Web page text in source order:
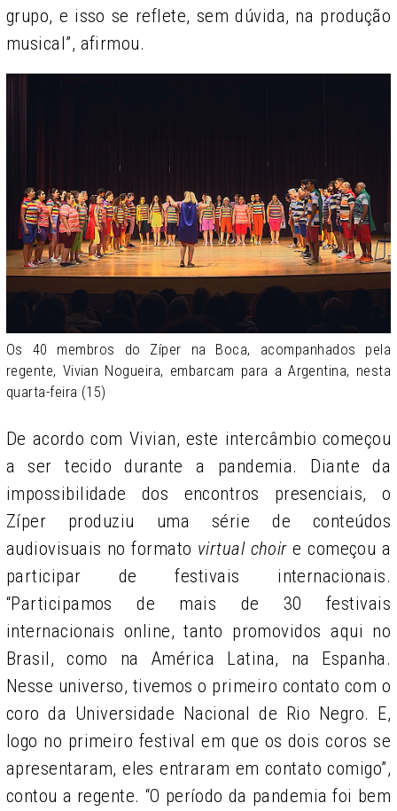
grupo, e isso se reflete, sem dúvida, na produção
musical”, afirmou.
Os 40 membros do Zíper na Boca, acompanhados pela
regente, Vivian Nogueira, embarcam para a Argentina, nesta
quarta-feira (15)
De acordo com Vivian, este intercâmbio começou
a ser tecido durante a pandemia. Diante da
impossibilidade dos encontros presenciais, o
Zíper produziu uma série de conteúdos
audiovisuais no formato virtual choire começou a
participar de festivais internacionais.
“Participamos de mais de 30 festivais
internacionais online, tanto promovidos aqui no
Brasil, como na América Latina, na Espanha.
Nesse universo, tivemos o primeiro contato com o
coro da Universidade Nacional de Rio Negro. E,
logo no primeiro festival em que os dois coros se
apresentaram, eles entraram em contato comigo”,
contou a regente. “O período da pandemia foi bem